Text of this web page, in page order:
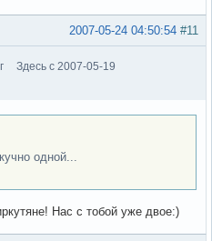
#11
2007-05-24 04:50:54
Здесь с 2007-05-19
одной...
Нас с тобой уже двое:)